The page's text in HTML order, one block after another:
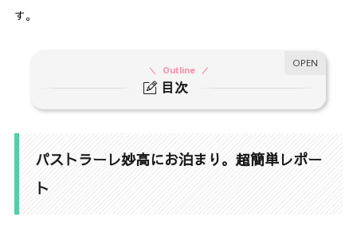
す。
目次
Outline
1. パストラーレ妙高にお泊まり。超簡単レポート
パストラーレ妙高にお泊まり。超簡単レポー
ト